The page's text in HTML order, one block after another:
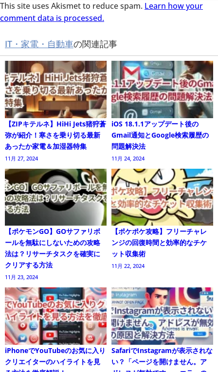
This site uses Akismet to reduce spam. Learn how your
comment data is processed.
IT・家電・自動車の関連記事
【ZIPキテルネ】HiHi Jets猪狩蒼
弥が紹介！寒さを乗り切る最新
あったか家電＆加湿器特集
11月 27, 2024
iOS 18.1.1アップデート後の
Gmail通知とGoogle検索履歴の
問題解決法
11月 24, 2024
【ポケモンGO】GOサファリボ
ールを無駄にしないための攻略
法は？リサーチタスクを確実に
クリアする方法
11月 23, 2024
【ポケポケ攻略】フリーチャレ
ンジの回復時間と効率的なチケ
ット収集術
11月 22, 2024
iPhoneでYouTubeのお気に入り
クリエイターのハイライトを見
SafariでInstagramが表示されな
い？「ページを開けません。ア